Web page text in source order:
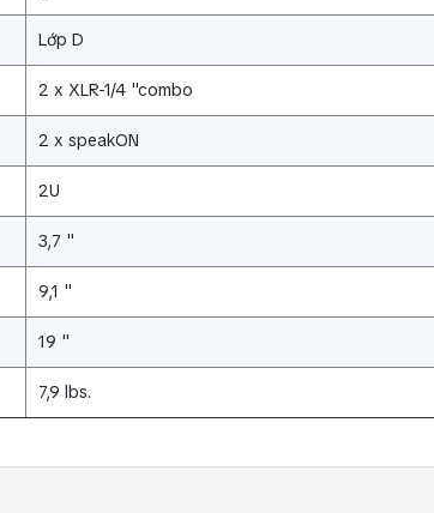
Lớp D
2 x XLR-1/4 "combo
2 x speakON
2U
3,7 "
9,1 "
19 "
7,9 lbs.